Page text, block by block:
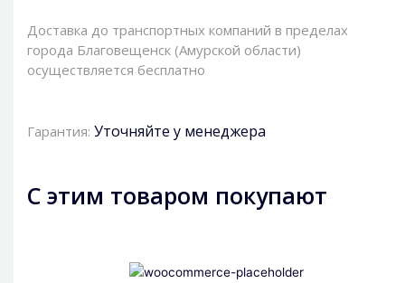
Доставка до транспортных компаний в пределах
города Благовещенск (Амурской области)
осуществляется бесплатно
Гарантия: Уточняйте у менеджера
С этим товаром покупают